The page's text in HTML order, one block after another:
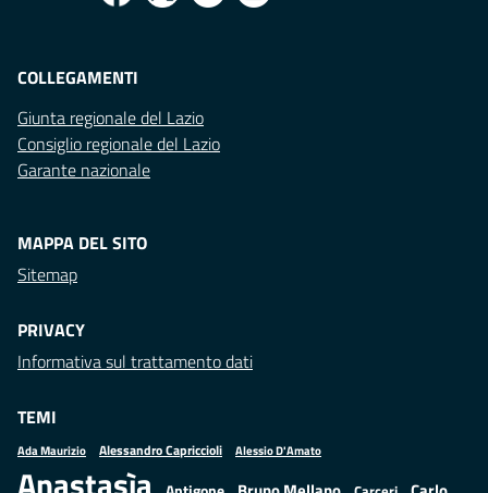
COLLEGAMENTI
Giunta regionale del Lazio
Consiglio regionale del Lazio
Garante nazionale
MAPPA DEL SITO
Sitemap
PRIVACY
Informativa sul trattamento dati
TEMI
Ada Maurizio Alessandro Capriccioli Alessio D'Amato